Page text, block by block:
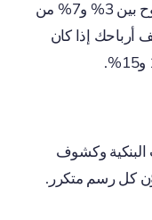
مقهى القهوة المختصة الاعتيادي، يتراوح بين 3% و7% من
أرباحك إذا كان
وكشوف
كل رسم متكرر.